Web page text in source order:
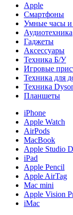
Apple
Смартфоны
Умные часы и
Аудиотехника
Гаджеты
Аксессуары
Техника Б/У
Игровые
Техника для
Техника
Планшеты
iPhone
Apple Watch
AirPods
MacBook
Apple Studio
iPad
Apple Pencil
Apple AirTag
Mac mini
Apple Vision
iMac